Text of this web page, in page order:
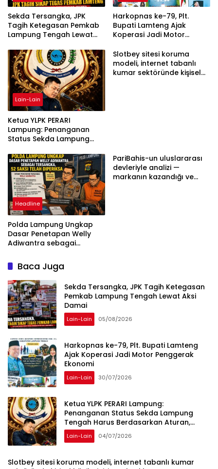
Sekda Tersangka, JPK
Tagih Ketegasan Pemkab
Lampung Tengah Lewat
Harkopnas ke-79, Plt.
Bupati Lamteng Ajak
Koperasi Jadi Motor
Lain-Lain
Ketua YLPK PERARI
Lampung: Penanganan
Status Sekda Lampung
Berdasarkan Aturan,
Bukan Tekanan Opini
Slotbey sitesi koruma
modeli, internet tabanlı
kumar sektöründe kişisel
Headline
Polda Lampung Ungkap
Dasar Penetapan Welly
Adiwantra sebagai
Diperiksa
PariBahis-un uluslararası
devleriyle analizi —
markanın kazandığı ve
Baca Juga
Sekda Tersangka, JPK Tagih Ketegasan
Pemkab Lampung Tengah Lewat Aksi
Damai
Lain-Lain 05/08/2026
Harkopnas ke-79, Plt. Bupati Lamteng
Ajak Koperasi Jadi Motor Penggerak
Ekonomi
Lain-Lain 30/07/2026
Ketua YLPK PERARI Lampung:
Penanganan Status Sekda Lampung
Tengah Harus Berdasarkan Aturan,
Bukan Tekanan Opini
Lain-Lain 04/07/2026
Slotbey sitesi koruma modeli, internet tabanlı kumar